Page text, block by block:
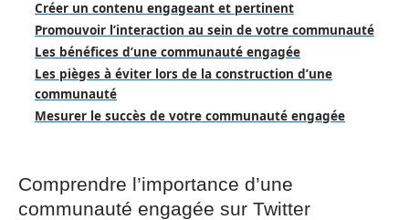
Créer un contenu engageant et pertinent
Promouvoir l’interaction au sein de votre communauté
Les bénéfices d’une communauté engagée
Les pièges à éviter lors de la construction d’une
communauté
Mesurer le succès de votre communauté engagée
Comprendre l’importance d’une
communauté engagée sur Twitter